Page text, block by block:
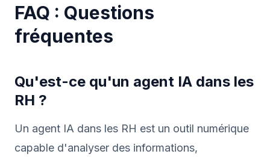
FAQ : Questions
fréquentes
Qu'est-ce qu'un agent IA dans les
RH ?
Un agent IA dans les RH est un outil numérique
capable d'analyser des informations,